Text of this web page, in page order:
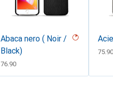
Abaca nero ( Noir /
Black)
CHF
76.90
CHF